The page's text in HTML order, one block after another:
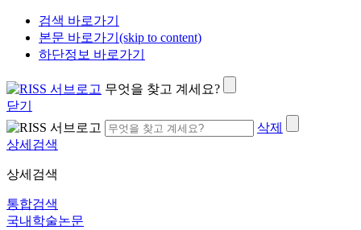
검색 바로가기
본문 바로가기(skip to content)
하단정보 바로가기
무엇을 찾고 계세요?
닫기
삭제
상세검색
상세검색
통합검색
국내학술논문